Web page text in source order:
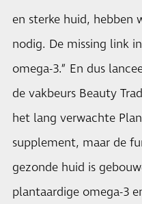
en sterke huid, hebben
nodig. De missing link
omega-3.” En dus
de vakbeurs Beauty
het lang verwachte
supplement, maar de
gezonde huid is
plantaardige omega-3